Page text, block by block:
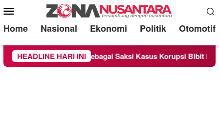
Mobile
Menu
Home Nasional Ekonomi Politik Otomotif
HEADLINE HARI INI
Diperiksa Sebagai Saksi Kasus Korupsi Bibit Nanas Sulsel